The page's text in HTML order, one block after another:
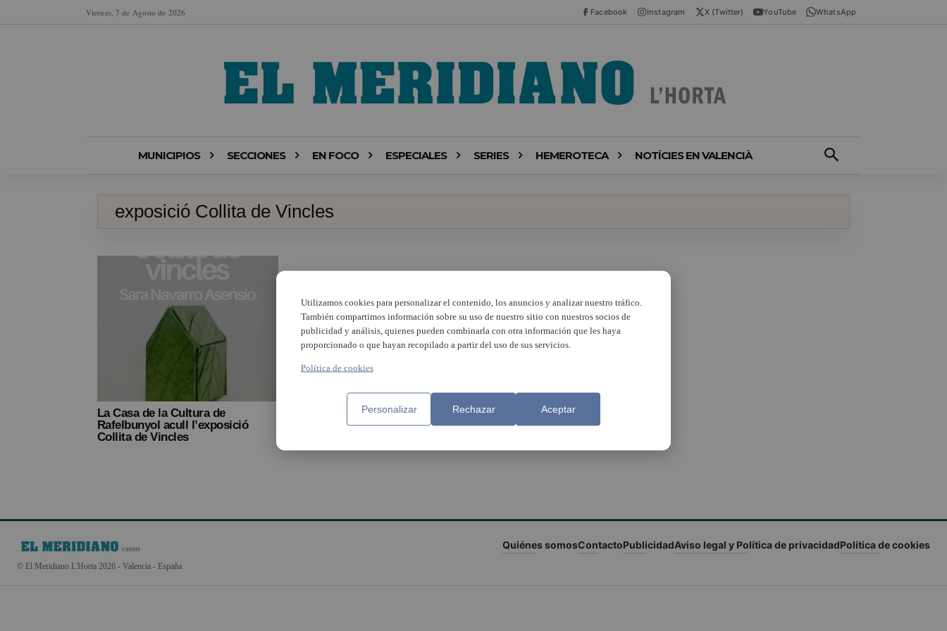
Viernes, 7 de Agosto de 2026 Facebook Instagram X (Twitter) YouTube WhatsApp
MUNICIPIOS SECCIONES EN FOCO ESPECIALES SERIES HEMEROTECA NOTÍCIES EN VALENCIÀ
exposició Collita de Vincles
La Casa de la Cultura de
Rafelbunyol acull l’exposició
Collita de Vincles
© El Meridiano L'Horta 2026 - Valencia - España
Quiénes somosContactoPublicidadAviso legal y Política de privacidadPolítica de cookies
Utilizamos cookies para personalizar el contenido, los anuncios y analizar nuestro tráfico.
También compartimos información sobre su uso de nuestro sitio con nuestros socios de
publicidad y análisis, quienes pueden combinarla con otra información que les haya
proporcionado o que hayan recopilado a partir del uso de sus servicios.
Política de cookies
Personalizar Rechazar Aceptar